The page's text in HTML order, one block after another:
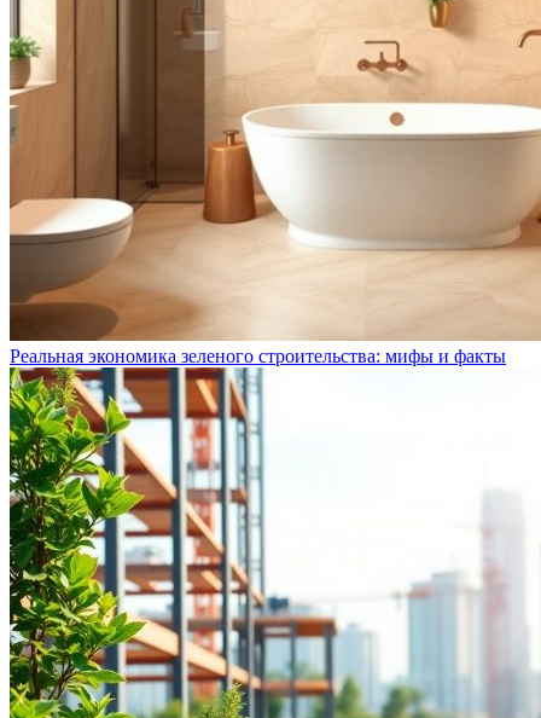
Реальная экономика зеленого строительства: мифы и факты